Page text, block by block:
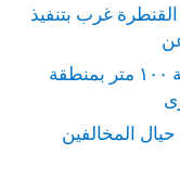
غرب بتنفيذ
مبنى من الطوب الأبيض على مساحة ١٠٠ متر بمنطقة
حيال المخالفين